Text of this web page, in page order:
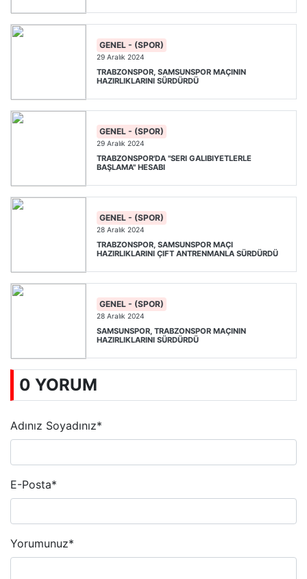
GENEL - (SPOR)
29 Aralık 2024
TRABZONSPOR, SAMSUNSPOR MAÇININ
HAZIRLIKLARINI SÜRDÜRDÜ
GENEL - (SPOR)
29 Aralık 2024
TRABZONSPOR'DA "SERI GALIBIYETLERLE
BAŞLAMA" HESABI
GENEL - (SPOR)
28 Aralık 2024
TRABZONSPOR, SAMSUNSPOR MAÇI
HAZIRLIKLARINI ÇIFT ANTRENMANLA SÜRDÜRDÜ
GENEL - (SPOR)
28 Aralık 2024
SAMSUNSPOR, TRABZONSPOR MAÇININ
HAZIRLIKLARINI SÜRDÜRDÜ
0 YORUM
Adınız Soyadınız*
E-Posta*
Yorumunuz*